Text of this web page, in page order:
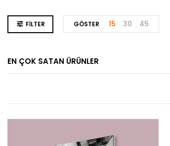
FILTER GÖSTER 15 30 45
EN ÇOK SATAN ÜRÜNLER